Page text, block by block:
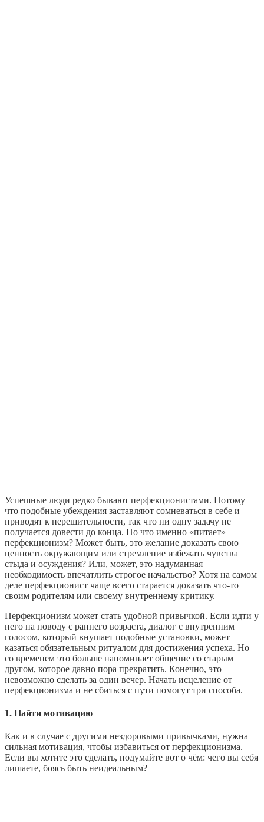
Успешные люди редко бывают перфекционистами. Потому
что подобные убеждения заставляют сомневаться в себе и
приводят к нерешительности, так что ни одну задачу не
получается довести до конца. Но что именно «питает»
перфекционизм? Может быть, это желание доказать свою
ценность окружающим или стремление избежать чувства
стыда и осуждения? Или, может, это надуманная
необходимость впечатлить строгое начальство? Хотя на самом
деле перфекционист чаще всего старается доказать что‑то
своим родителям или своему внутреннему критику.
Перфекционизм может стать удобной привычкой. Если идти у
него на поводу с раннего возраста, диалог с внутренним
голосом, который внушает подобные установки, может
казаться обязательным ритуалом для достижения успеха. Но
со временем это больше напоминает общение со старым
другом, которое давно пора прекратить. Конечно, это
невозможно сделать за один вечер. Начать исцеление от
перфекционизма и не сбиться с пути помогут три способа.
1. Найти мотивацию
Как и в случае с другими нездоровыми привычками, нужна
сильная мотивация, чтобы избавиться от перфекционизма.
Если вы хотите это сделать, подумайте вот о чём: чего вы себя
лишаете, боясь быть неидеальным?